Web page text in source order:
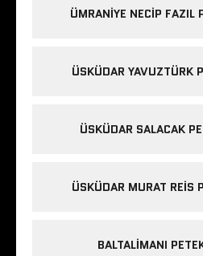
ÜMRANIYE NECIP FAZIL
ÜSKÜDAR YAVUZTÜRK
ÜSKÜDAR SALACAK
ÜSKÜDAR MURAT REIS
BALTALIMANI